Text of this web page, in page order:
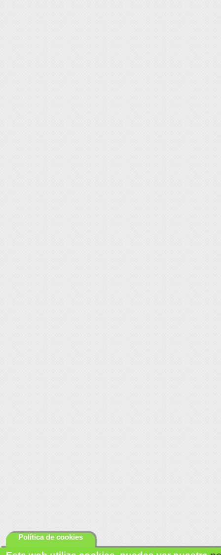
Política de cookies